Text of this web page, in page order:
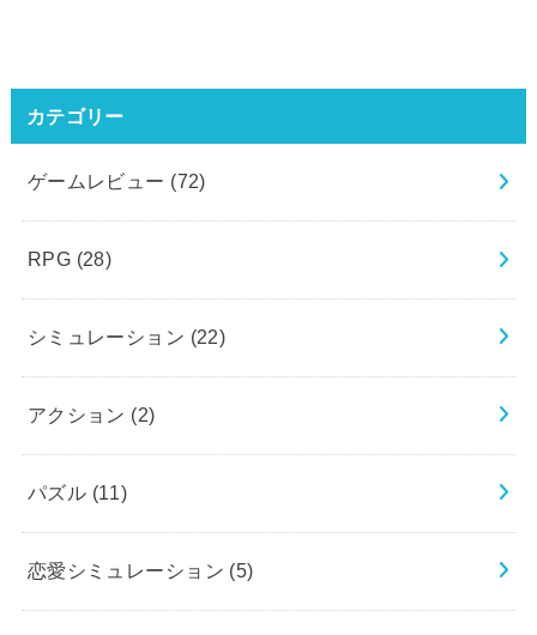
カテゴリー
ゲームレビュー (72)
RPG (28)
シミュレーション (22)
アクション (2)
パズル (11)
恋愛シミュレーション (5)